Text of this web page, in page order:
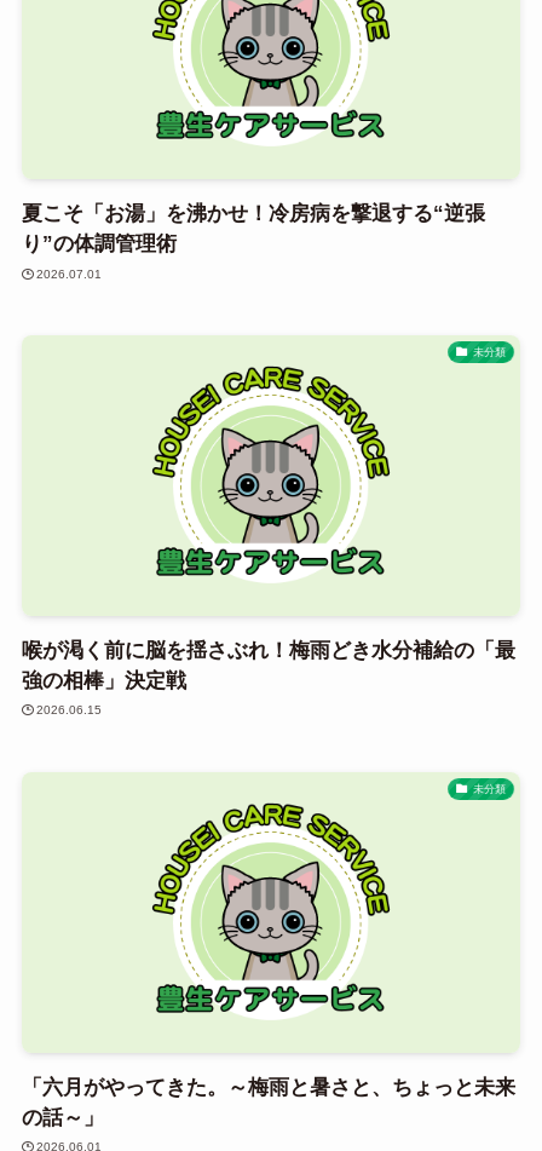
夏こそ「お湯」を沸かせ！冷房病を撃退する“逆張
り”の体調管理術
2026.07.01
未分類
喉が渇く前に脳を揺さぶれ！梅雨どき水分補給の「最
強の相棒」決定戦
2026.06.15
未分類
「六月がやってきた。～梅雨と暑さと、ちょっと未来
の話～」
2026.06.01